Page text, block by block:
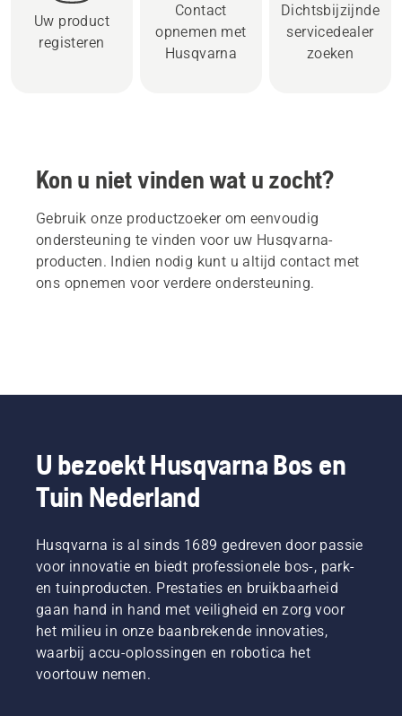
Uw product
registeren
Contact
opnemen met
Husqvarna
Dichtsbijzijnde
servicedealer
zoeken
Kon u niet vinden wat u zocht?
Gebruik onze productzoeker om eenvoudig
ondersteuning te vinden voor uw Husqvarna-
producten. Indien nodig kunt u altijd contact met
ons opnemen voor verdere ondersteuning.
U bezoekt Husqvarna Bos en
Tuin Nederland
Husqvarna is al sinds 1689 gedreven door passie
voor innovatie en biedt professionele bos-, park-
en tuinproducten. Prestaties en bruikbaarheid
gaan hand in hand met veiligheid en zorg voor
het milieu in onze baanbrekende innovaties,
waarbij accu-oplossingen en robotica het
voortouw nemen.